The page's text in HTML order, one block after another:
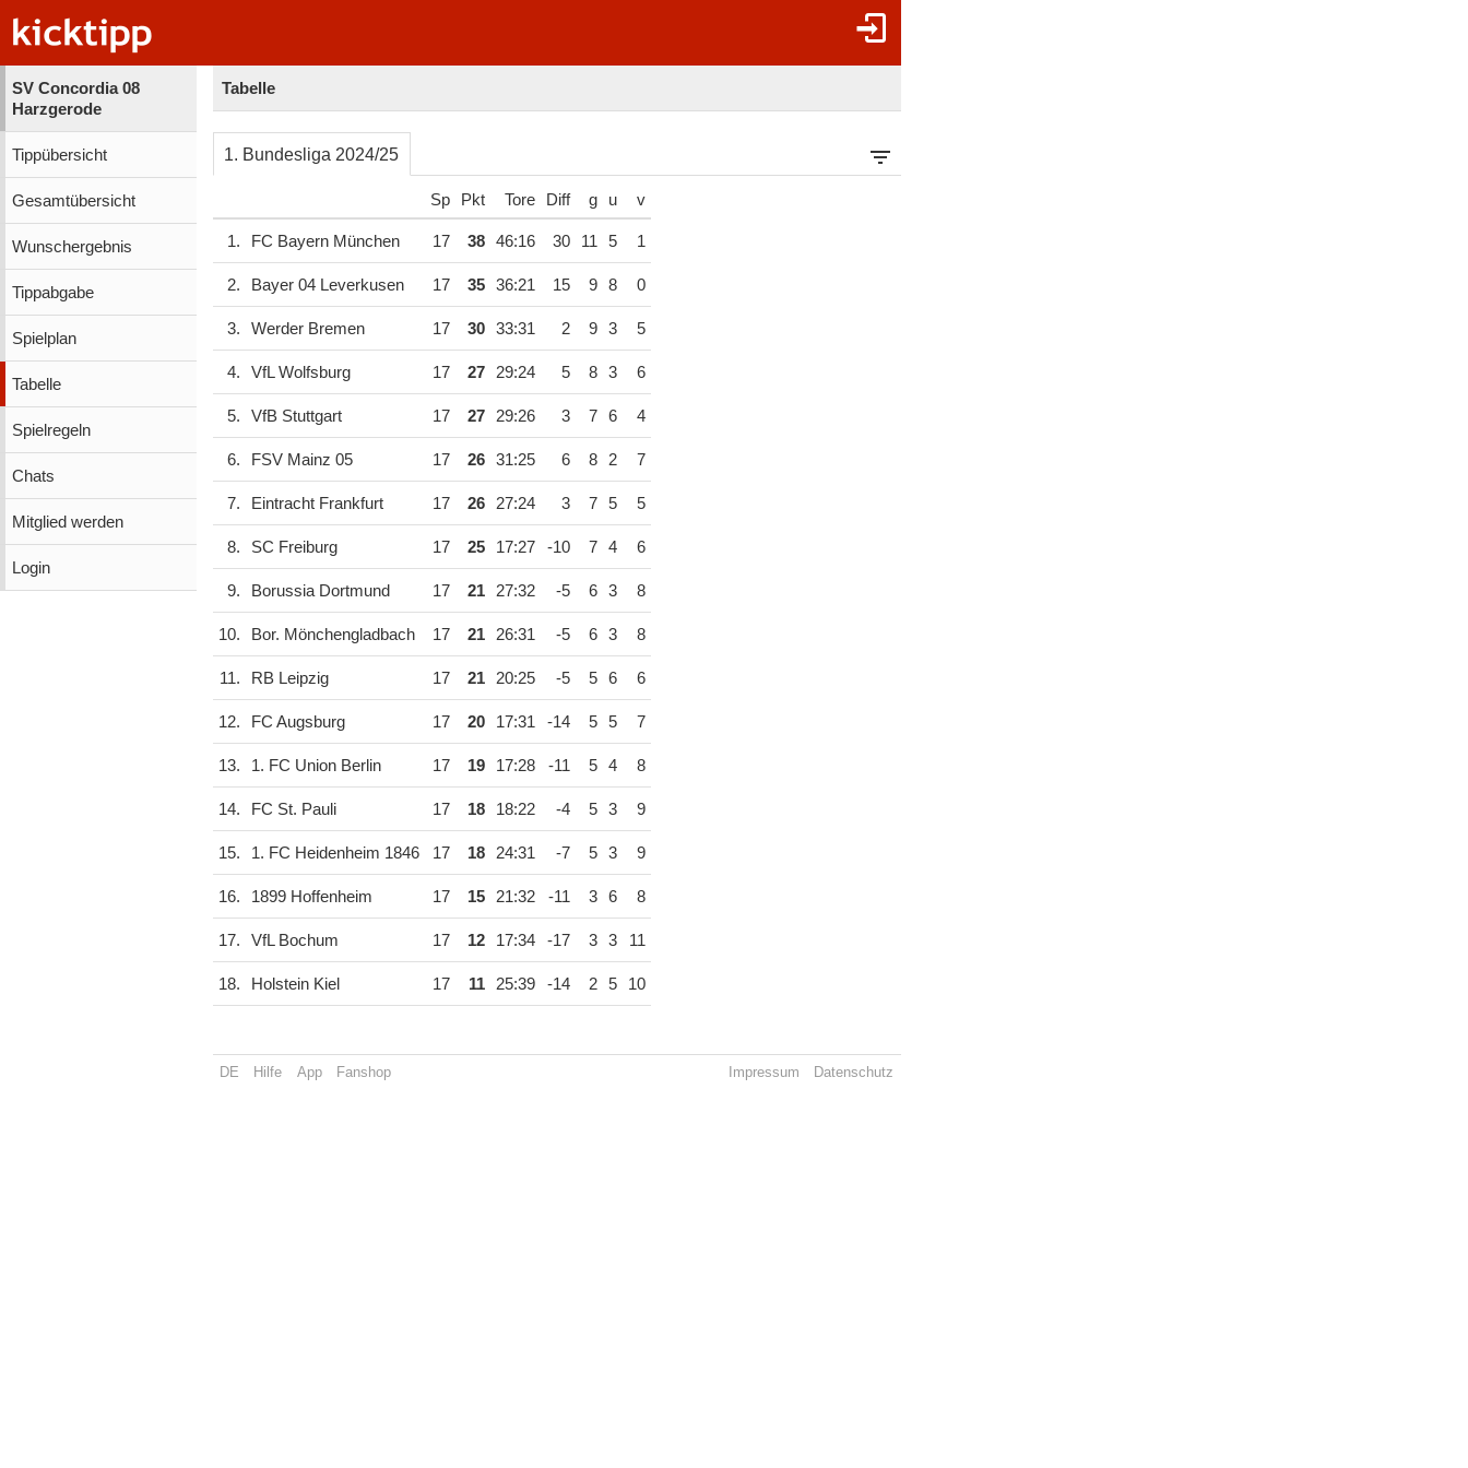
SV Concordia 08
Harzgerode
Tippübersicht
Gesamtübersicht
Wunschergebnis
Tippabgabe
Spielplan
Tabelle
Spielregeln
Chats
Mitglied werden
Login
Tabelle
1. Bundesliga 2024/25
Sp Pkt Tore Diff g u v
1. FC Bayern München 17 38 46:16 30 11 5 1
2. Bayer 04 Leverkusen 17 35 36:21 15 9 8 0
3. Werder Bremen 17 30 33:31 2 9 3 5
4. VfL Wolfsburg 17 27 29:24 5 8 3 6
5. VfB Stuttgart 17 27 29:26 3 7 6 4
6. FSV Mainz 05 17 26 31:25 6 8 2 7
7. Eintracht Frankfurt 17 26 27:24 3 7 5 5
8. SC Freiburg 17 25 17:27 -10 7 4 6
9. Borussia Dortmund 17 21 27:32 -5 6 3 8
10. Bor. Mönchengladbach 17 21 26:31 -5 6 3 8
11. RB Leipzig 17 21 20:25 -5 5 6 6
12. FC Augsburg 17 20 17:31 -14 5 5 7
13. 1. FC Union Berlin 17 19 17:28 -11 5 4 8
14. FC St. Pauli 17 18 18:22 -4 5 3 9
15. 1. FC Heidenheim 1846 17 18 24:31 -7 5 3 9
16. 1899 Hoffenheim 17 15 21:32 -11 3 6 8
17. VfL Bochum 17 12 17:34 -17 3 3 11
18. Holstein Kiel 17 11 25:39 -14 2 5 10
DE Hilfe App Fanshop Impressum Datenschutz